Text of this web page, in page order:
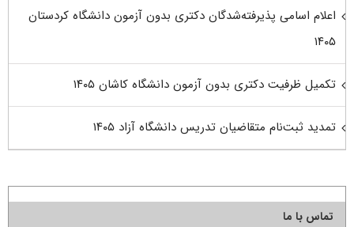
اعلام اسامی پذیرفته‌شدگان دکتری بدون آزمون دانشگاه کردستان
۱۴۰۵
تکمیل ظرفیت دکتری بدون آزمون دانشگاه کاشان ۱۴۰۵
تمدید ثبت‌نام متقاضیان تدریس دانشگاه آزاد ۱۴۰۵
تماس با ما